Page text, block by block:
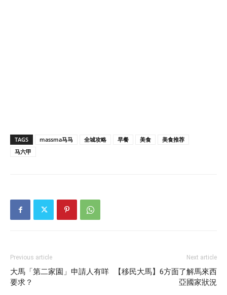
TAGS massma马马 全城攻略 早餐 美食
美食推荐
马六甲
Previous article
大馬「第二家園」申請人有咩
要求？
Next article
【移民大馬】6方面了解馬來西
亞國家狀況